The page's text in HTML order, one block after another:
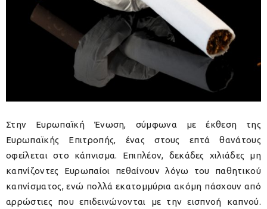
Στην Ευρωπαϊκή Ένωση, σύμφωνα με έκθεση της
Ευρωπαϊκής Επιτροπής, ένας στους επτά θανάτους
οφείλεται στο κάπνισμα. Επιπλέον, δεκάδες χιλιάδες μη
καπνίζοντες Ευρωπαίοι πεθαίνουν λόγω του παθητικού
καπνίσματος, ενώ πολλά εκατομμύρια ακόμη πάσχουν από
αρρώστιες που επιδεινώνονται με την εισπνοή καπνού.